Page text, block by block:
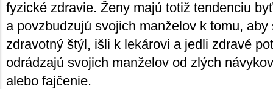
fyzické zdravie. Ženy majú totiž tendenciu
a povzbudzujú svojich manželov k tomu,
zdravotný štýl, išli k lekárovi a jedli zdravé
odrádzajú svojich manželov od zlých
alebo fajčenie.